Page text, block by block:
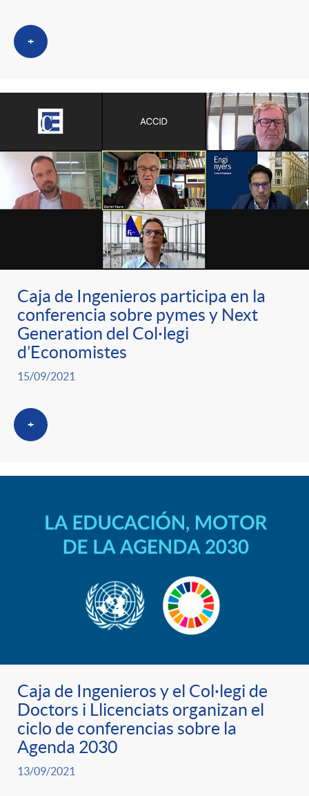
a
s
+
Caja de Ingenieros participa en la
conferencia sobre pymes y Next
Generation del Col·legi
d’Economistes
15/09/2021
+
Caja de Ingenieros y el Col·legi de
Doctors i Llicenciats organizan el
ciclo de conferencias sobre la
Agenda 2030
13/09/2021